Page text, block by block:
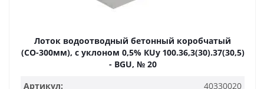
Лоток водоотводный бетонный коробчатый
(СО-300мм), с уклоном 0,5% КUу 100.36,3(30).37(30,5)
- BGU, № 20
Артикул:
40330020